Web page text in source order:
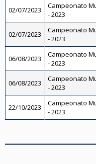
02/07/2023
Campeonato
- 2023
02/07/2023
Campeonato
- 2023
06/08/2023
Campeonato
- 2023
06/08/2023
Campeonato
- 2023
22/10/2023
Campeonato
- 2023